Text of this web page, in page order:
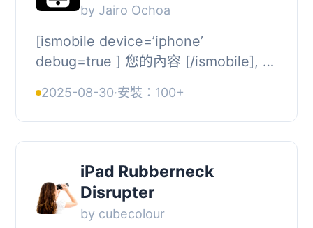
by Jairo Ochoa
[ismobile device=’iphone’
debug=true ] 您的內容 [/ismobile], 參
置。可以選擇多個裝置，只需用逗號分
隔。...
2025-08-30·安裝：100+
iPad Rubberneck
Disrupter
by cubecolour